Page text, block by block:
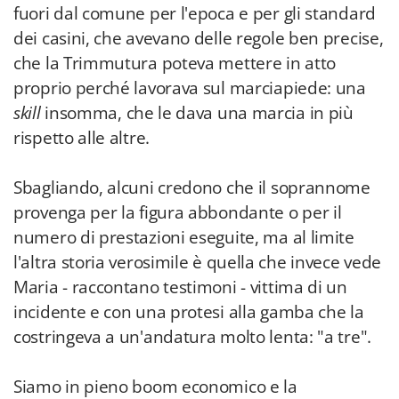
fuori dal comune per l'epoca e per gli standard
dei casini, che avevano delle regole ben precise,
che la Trimmutura poteva mettere in atto
proprio perché lavorava sul marciapiede: una
skillinsomma, che le dava una marcia in più
rispetto alle altre.
Sbagliando, alcuni credono che il soprannome
provenga per la figura abbondante o per il
numero di prestazioni eseguite, ma al limite
l'altra storia verosimile è quella che invece vede
Maria - raccontano testimoni - vittima di un
incidente e con una protesi alla gamba che la
costringeva a un'andatura molto lenta: "a tre".
Siamo in pieno boom economico e la